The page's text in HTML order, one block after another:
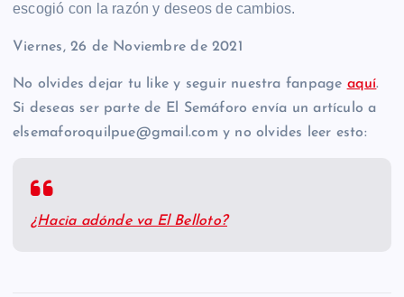
escogió con la razón y deseos de cambios.
Viernes, 26 de Noviembre de 2021
No olvides dejar tu like y seguir nuestra fanpage aquí.
Si deseas ser parte de El Semáforo envía un artículo a
elsemaforoquilpue@gmail.com y no olvides leer esto:
¿Hacia adónde va El Belloto?